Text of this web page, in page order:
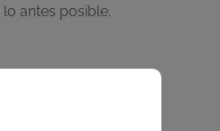
lo antes posible.